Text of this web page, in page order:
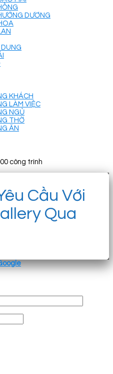
DƯƠNG
KHÁCH
LÀM VIỆC
NGỦ
THỜ
ĂN
công trình
Cầu Với
Qua